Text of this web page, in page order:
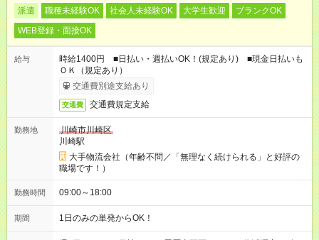
派遣 職種未経験OK 社会人未経験OK 大学生歓迎
ブランクOK
WEB登録・面接OK
給与
時給1400円 ■日払い・週払いOK！(規定あり) ■現金日払いも
ＯＫ（規定あり）
交通費別途支給あり
交通費 交通費規定支給
勤務地
川崎市川崎区
川崎駅
大手物流会社（年齢不問／「無理なく続けられる」と好評の
職場です！）
勤務時間 09:00～18:00
期間 1日のみの単発からOK！